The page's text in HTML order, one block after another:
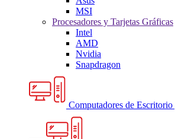
MSI
Procesadores y Tarjetas Gráficas
Intel
AMD
Nvidia
Snapdragon
Computadores de